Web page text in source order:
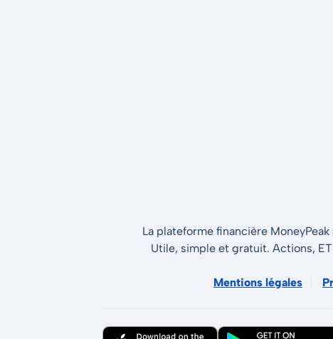
La plateforme financière
Utile, simple et gratuit. Actions,
Mentions légales